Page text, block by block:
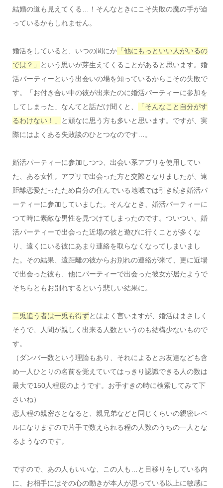
結婚の道も見えてくる…！そんなときにこそ失敗の魔の手が迫
っているかもしれません。
婚活をしていると、いつの間にか「他にもっといい人がいるの
では？」
という思いが芽生えてくることがあると思います。婚
活パーティーという出会いの場を知っているからこその失敗で
す。「お付き合い中の彼が出来たのに婚活パーティーに参加を
してしまった」なんてと話だけ聞くと、
「そんなこと自分がす
るわけない！」
と頑なに思う方も多いと思います。ですが、実
際にはよくある失敗談のひとつなのです…。
婚活パーティーに参加しつつ、出会い系アプリを使用してい
た、ある女性。アプリで出会った方と交際となりましたが、遠
距離恋愛だったため自分の住んでいる地域では引き続き婚活パ
ーティーに参加していました。そんなとき、婚活パーティーに
つて時に素敵な男性を見つけてしまったのです。ついつい、婚
活パーティーで出会った近場の彼と遊びに行くことが多くな
り、遠くにいる彼にあまり連絡を取らなくなってしまいまし
た。その結果、遠距離の彼からお別れの連絡が来て、更に近場
で出会った彼も、他にパーティーで出会った彼女が居たようで
そちらともお別れするという悲しい結果に。
二兎追う者は一兎も得ずとはよく言いますが、婚活はまさしく
そうで、人間が親しく出来る人数というのも結構少ないもので
す。
（ダンバー数という理論もあり、それによるとお友達なども含
め一人ひとりの名前を覚えていてはっきり認識できる人の数は
最大で150人程度のようです。お手すきの時に検索してみて下
さいね）
恋人程の親密さとなると、親兄弟などと同じくらいの親密レベ
ルになりますので片手で数えられる程の人数のうちの一人とな
るようなのです。
ですので、あの人もいいな、この人も…と目移りをしている内
に、お相手にはその心の動きが本人が思っている以上に敏感に